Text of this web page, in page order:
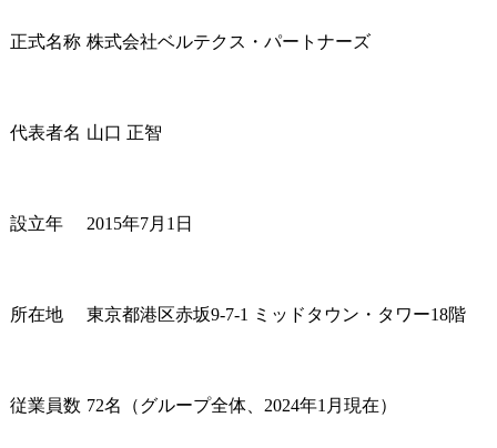
カルチャー
まとめ
正式名称 株式会社ベルテクス・パートナーズ
代表者名 山口 正智
設立年 2015年7月1日
所在地 東京都港区赤坂9-7-1 ミッドタウン・タワー18階
従業員数 72名（グループ全体、2024年1月現在）